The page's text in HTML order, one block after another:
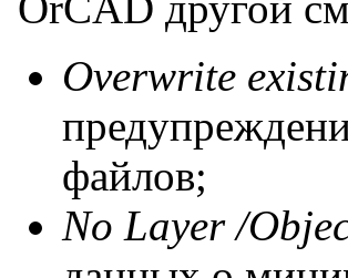
Overwrite
файлов;
No Layer /